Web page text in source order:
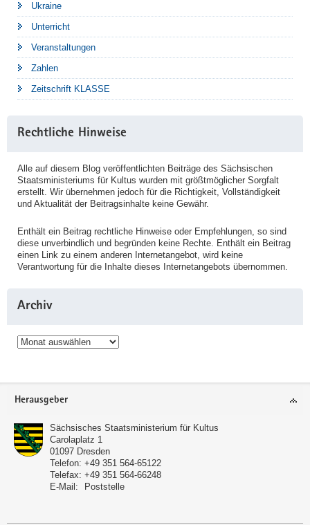
Ukraine
Unterricht
Veranstaltungen
Zahlen
Zeitschrift KLASSE
Rechtliche Hinweise
Alle auf diesem Blog veröffentlichten Beiträge des Sächsischen
Staatsministeriums für Kultus wurden mit größtmöglicher Sorgfalt
erstellt. Wir übernehmen jedoch für die Richtigkeit, Vollständigkeit
und Aktualität der Beitragsinhalte keine Gewähr.
Enthält ein Beitrag rechtliche Hinweise oder Empfehlungen, so sind
diese unverbindlich und begründen keine Rechte. Enthält ein Beitrag
einen Link zu einem anderen Internetangebot, wird keine
Verantwortung für die Inhalte dieses Internetangebots übernommen.
Archiv
Archiv
Service
Herausgeber
Sächsisches Staatsministerium für Kultus
Carolaplatz 1
01097 Dresden
Telefon: +49 351 564-65122
Telefax: +49 351 564-66248
E-Mail:
Poststelle